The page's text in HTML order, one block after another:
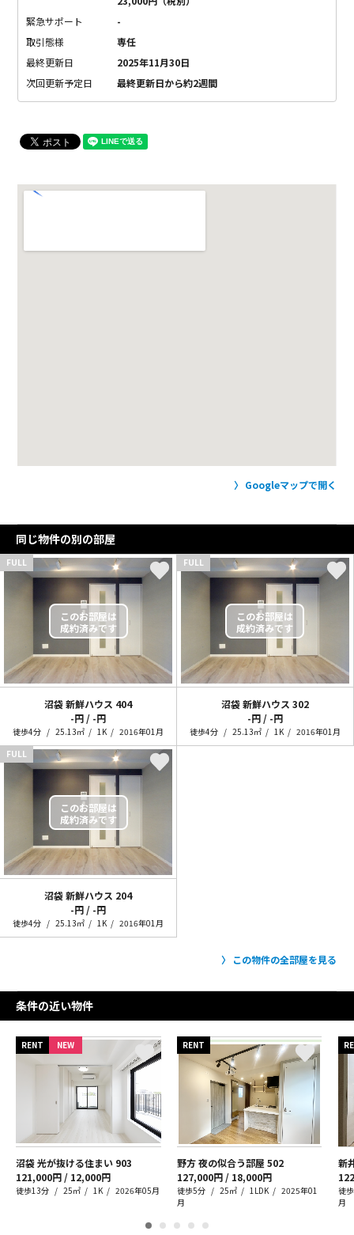
緊急サポート
-
取引態様
専任
最終更新日
2025年11月30日
次回更新予定日
最終更新日から約2週間
Googleマップで開く
同じ物件の別の部屋
FULL
沼袋 新鮮ハウス 404
-円 / -円
徒歩4分 25.13㎡ 1K 2016年01月
FULL
沼袋 新鮮ハウス 302
-円 / -円
徒歩4分 25.13㎡ 1K
2016年01月
FULL
沼袋 新鮮ハウス 204
-円 / -円
徒歩4分 25.13㎡ 1K 2016年01月
この物件の全部屋を見る
条件の近い物件
RENT NEW
沼袋 光が抜ける住まい 903
121,000円 / 12,000円
徒歩13分 25㎡ 1K 2026年05月
RENT
野方 夜の似合う部屋 502
127,000円 / 18,000円
徒歩5分 25㎡ 1LDK
2025年01
月
新
徒
月